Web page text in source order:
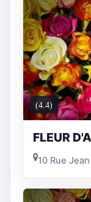
(4.4)
FLEUR
10 Rue